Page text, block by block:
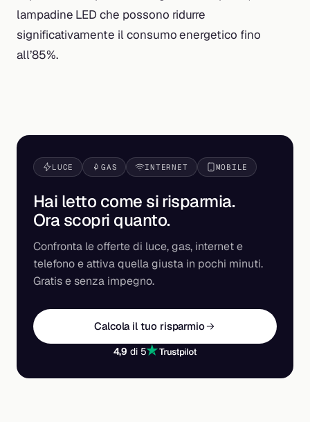
lampadine LED che possono ridurre
significativamente il consumo energetico fino
all’85%.
LUCE GAS INTERNET MOBILE
Hai letto come si risparmia.
Ora scopri quanto.
Confronta le offerte di luce, gas, internet e
telefono e attiva quella giusta in pochi minuti.
Gratis e senza impegno.
Calcola il tuo risparmio
4,9 di 5